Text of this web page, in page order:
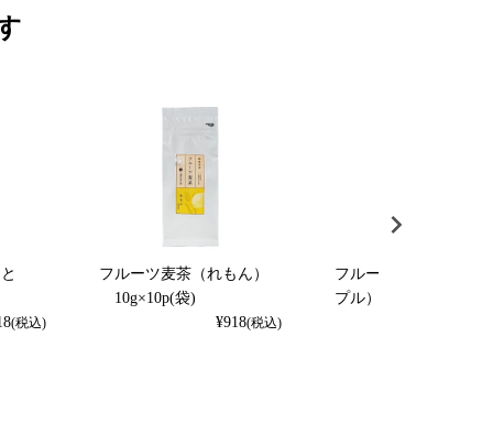
(税込)
フルーツ麦茶（れもん）
10g×10p(袋)
¥918(税込)
フルーツ麦茶（パイナ
プル） 10g×10p（袋